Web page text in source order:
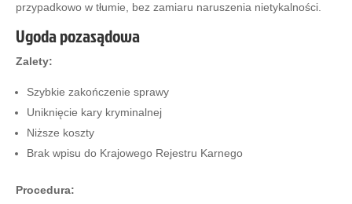
przypadkowo w tłumie, bez zamiaru naruszenia nietykalności.
Ugoda pozasądowa
Zalety:
Szybkie zakończenie sprawy
Uniknięcie kary kryminalnej
Niższe koszty
Brak wpisu do Krajowego Rejestru Karnego
Procedura: